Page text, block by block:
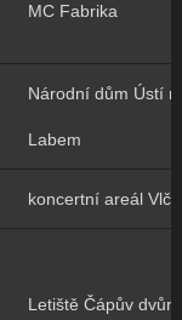
MC Fabrika
Národní dům Ústí
Labem
koncertní areál
Letiště Čápův dvůr